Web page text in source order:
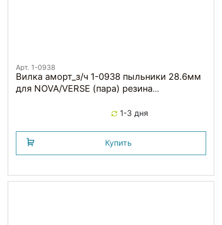
Арт. 1-0938
Вилка аморт_з/ч 1-0938 пыльники 28.6мм
для NOVA/VERSE (пара) резина
1-3 дня
Купить